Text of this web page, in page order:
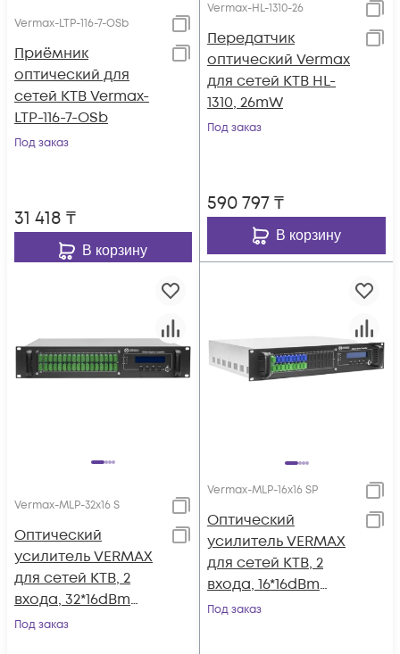
Vermax-LTP-116-7-OSb
Приёмник
оптический для
сетей КТВ Vermax-
LTP-116-7-OSb
Под заказ
31 418 ₸
В корзину
Vermax-HL-1310-26
Передатчик
оптический Vermax
для сетей КТВ HL-
1310, 26mW
Под заказ
590 797₸
В корзину
Vermax-MLP-32x16 S
Оптический
усилитель VERMAX
для сетей КТВ, 2
входа, 32*16dBm
выхода
Под заказ
Vermax-MLP-16x16 SP
Оптический
усилитель VERMAX
для сетей КТВ, 2
входа, 16*16dBm
выхода, WDM
Под заказ